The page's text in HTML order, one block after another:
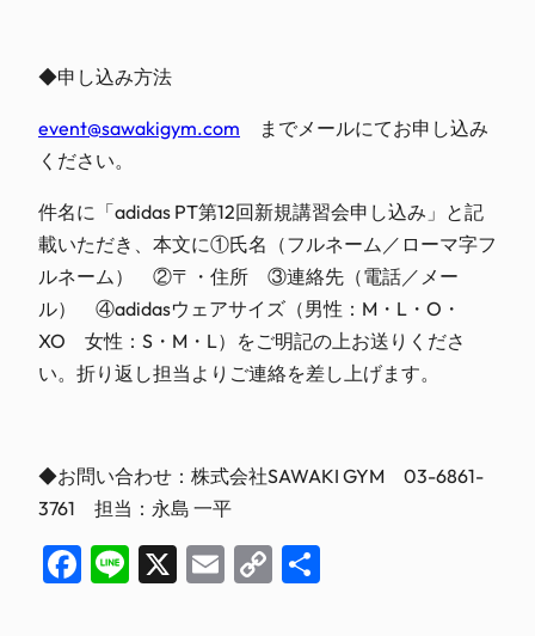
◆申し込み方法
event@sawakigym.com までメールにてお申し込み
ください。
件名に「adidas PT第12回新規講習会申し込み」と記
載いただき、本文に①氏名（フルネーム／ローマ字フ
ルネーム） ②〒・住所 ③連絡先（電話／メー
ル） ④adidasウェアサイズ（男性：M・L・O・
XO 女性：S・M・L）をご明記の上お送りくださ
い。折り返し担当よりご連絡を差し上げます。
◆お問い合わせ：株式会社SAWAKI GYM 03-6861-
3761 担当：永島 一平
Facebook
Line
X EmailCopy